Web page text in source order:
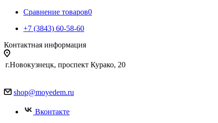
Сравнение товаров0
+7 (3843) 60-58-60
Контактная информация
г.Новокузнецк, проспект Курако, 20
shop@moyedem.ru
Вконтакте